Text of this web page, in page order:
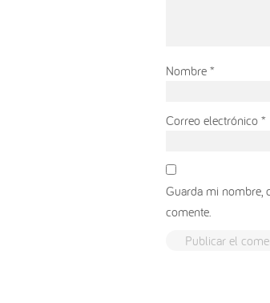
Nombre *
Correo electrónico *
Guarda mi nombre,
comente.